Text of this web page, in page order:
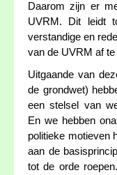
Daarom zijn er
UVRM. Dit leidt
verstandige en
van de UVRM af te
Uitgaande van
de grondwet)
een stelsel van
En we hebben
politieke motieven
aan de
tot de orde